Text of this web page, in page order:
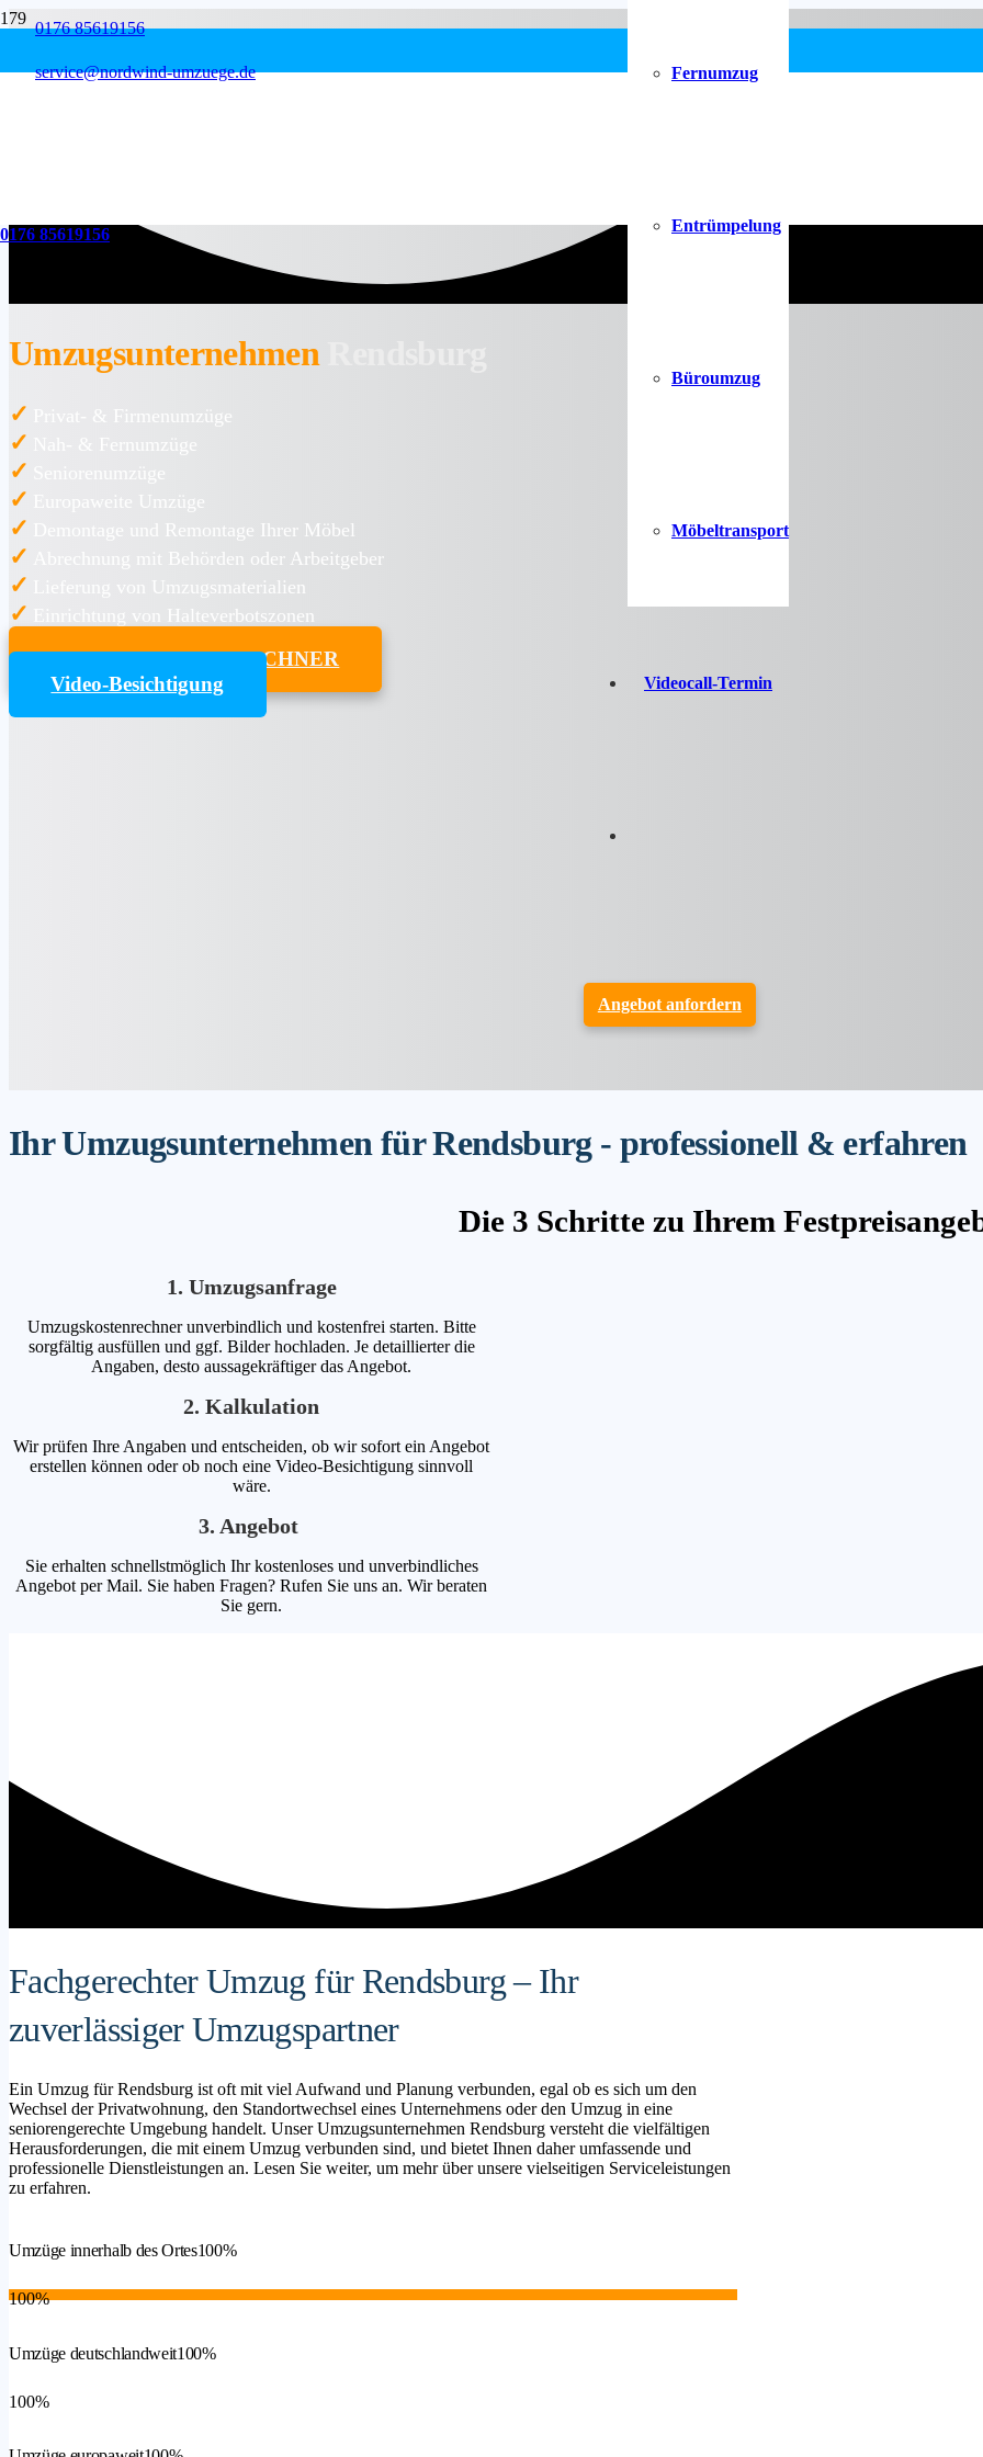
0176 85619156
service@nordwind-umzuege.de Fernumzug
Entrümpelung
Büroumzug
Möbeltransport
Videocall-Termin
Angebot anfordern
0176 85619156
UmzugsunternehmenRendsburg
✓ Privat- & Firmenumzüge
✓ Nah- & Fernumzüge
✓ Seniorenumzüge
✓ Europaweite Umzüge
✓ Demontage und Remontage Ihrer Möbel
✓ Abrechnung mit Behörden oder Arbeitgeber
✓ Lieferung von Umzugsmaterialien
✓ Einrichtung von Halteverbotszonen
UMZUGSKOSTENRECHNER
Video-Besichtigung
Ihr Umzugsunternehmen für Rendsburg - professionell & erfahren
Die 3 Schritte zu Ihrem
1. Umzugsanfrage
Umzugskostenrechner unverbindlich und kostenfrei starten. Bitte
sorgfältig ausfüllen und ggf. Bilder hochladen. Je detaillierter die
Angaben, desto aussagekräftiger das Angebot.
2. Kalkulation
Wir prüfen Ihre Angaben und entscheiden, ob wir sofort ein Angebot
erstellen können oder ob noch eine Video-Besichtigung sinnvoll
wäre.
3. Angebot
Sie erhalten schnellstmöglich Ihr kostenloses und unverbindliches
Angebot per Mail. Sie haben Fragen? Rufen Sie uns an. Wir beraten
Sie gern.
Fachgerechter Umzug für Rendsburg – Ihr
zuverlässiger Umzugspartner
Ein Umzug für Rendsburg ist oft mit viel Aufwand und Planung verbunden, egal ob es sich um den
Wechsel der Privatwohnung, den Standortwechsel eines Unternehmens oder den Umzug in eine
seniorengerechte Umgebung handelt. Unser Umzugsunternehmen Rendsburg versteht die vielfältigen
Herausforderungen, die mit einem Umzug verbunden sind, und bietet Ihnen daher umfassende und
professionelle Dienstleistungen an. Lesen Sie weiter, um mehr über unsere vielseitigen Serviceleistungen
zu erfahren.
Umzüge innerhalb des Ortes100%
100%
Umzüge deutschlandweit100%
100%